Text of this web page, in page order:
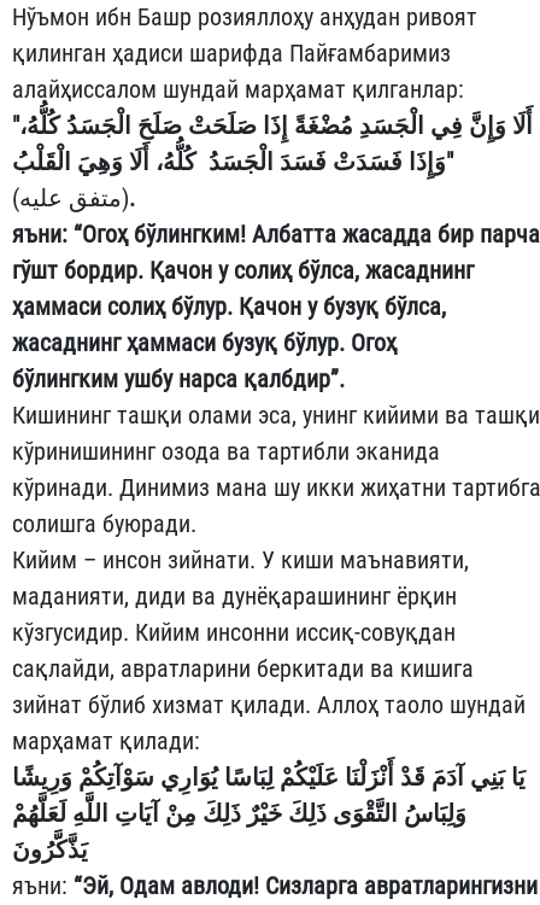
Нўъмон ибн Башр розияллоҳу анҳудан ривоят
қилинган ҳадиси шарифда Пайғамбаримиз
алайҳиссалом шундай марҳамат қилганлар:
"أَلَا وَإِنَّ فِي الْجَسَدِ مُضْغَةً إِذَا صَلَحَتْ صَلَحَ الْجَسَدُ كُلُّهُ،
وَإِذَا فَسَدَتْ فَسَدَ الْجَسَدُ كُلُّهُ، أَلَا وَهِيَ الْقَلْبُ"
(متفق عليه).
яъни: “Огоҳ бўлингким! Албатта жасадда бир парча
гўшт бордир. Қачон у солиҳ бўлса, жасаднинг
ҳаммаси солиҳ бўлур. Қачон у бузуқ бўлса,
жасаднинг ҳаммаси бузуқ бўлур. Огоҳ
бўлингким ушбу нарса қалбдир”.
Кишининг ташқи олами эса, унинг кийими ва ташқи
кўринишининг озода ва тартибли эканида
кўринади. Динимиз мана шу икки жиҳатни тартибга
солишга буюради.
Кийим – инсон зийнати. У киши маънавияти,
маданияти, диди ва дунёқарашининг ёрқин
кўзгусидир. Кийим инсонни иссиқ-совуқдан
сақлайди, авратларини беркитади ва кишига
зийнат бўлиб хизмат қилади. Аллоҳ таоло шундай
марҳамат қилади:
يَا بَنِي آدَمَ قَدْ أَنْزَلْنَا عَلَيْكُمْ لِبَاسًا يُوَارِي سَوْآتِكُمْ وَرِيشًا
وَلِبَاسُ التَّقْوَى ذَلِكَ خَيْرٌ ذَلِكَ مِنْ آيَاتِ اللَّهِ لَعَلَّهُمْ
يَذَّكَّرُونَ
яъни: “Эй, Одам авлоди! Сизларга авратларингизни